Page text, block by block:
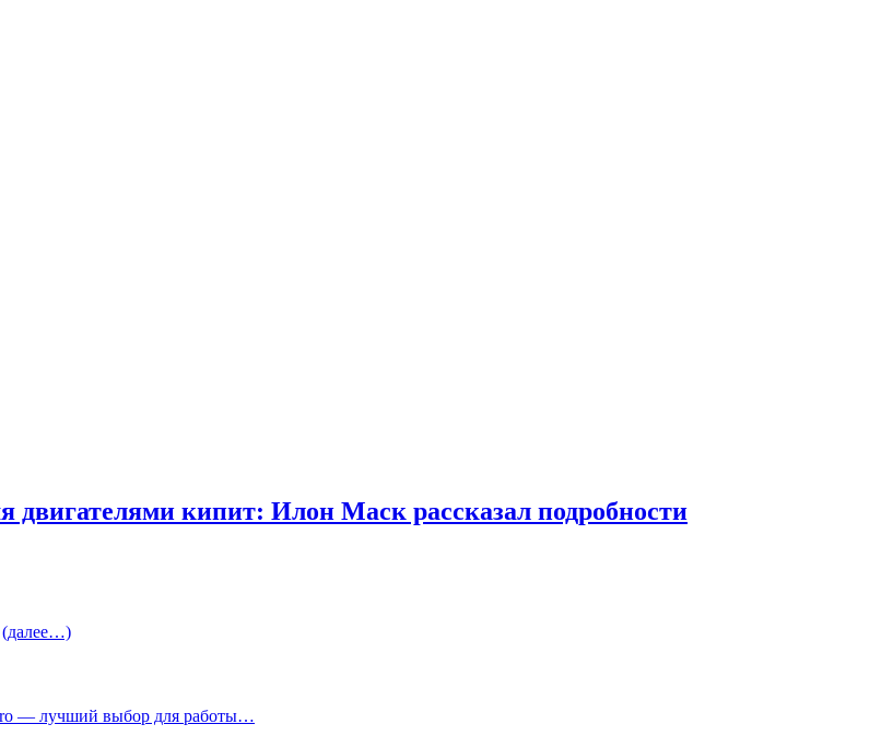
двигателями кипит: Илон Маск рассказал подробности
(далее…)
— лучший выбор для работы…